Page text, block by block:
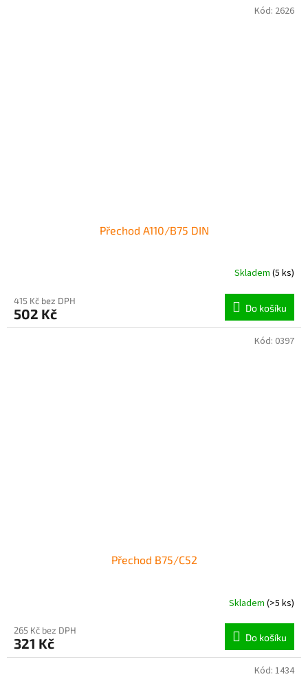
Přechod A110/B75 DIN
Skladem (5 ks)
415 Kč bez DPH
502 Kč Do košíku
Kód: 2626
Přechod B75/C52
Skladem (>5 ks)
265 Kč bez DPH
321 Kč Do košíku
Kód: 0397
Kód: 1434